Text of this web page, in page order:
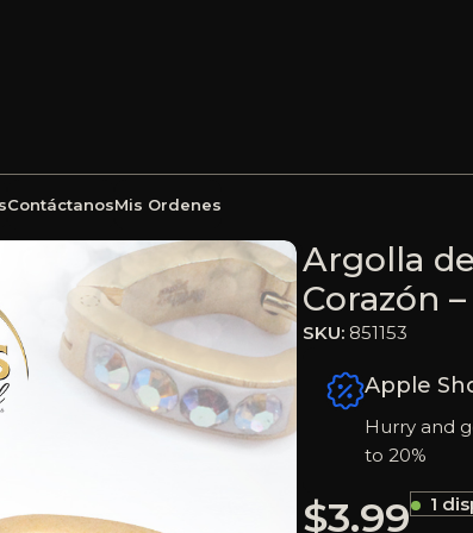
ContáctanosMis Ordenes
Argolla
Corazón –
SKU: 851153
Apple
Hurry and
to 20%
$3.99 1